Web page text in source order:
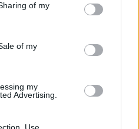
behaviour. You may click to
and its third-party tags to
purposes in below Google
of my
of my
my
Advertising.